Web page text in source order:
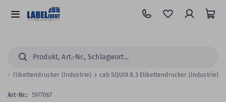
Hauptinhalt
springen
Alle
Suchen...
Etikettendrucker (Industrie) cab SQUIX 8.3 Etikettendrucker (Industrie)
Art-Nr.: 5977067